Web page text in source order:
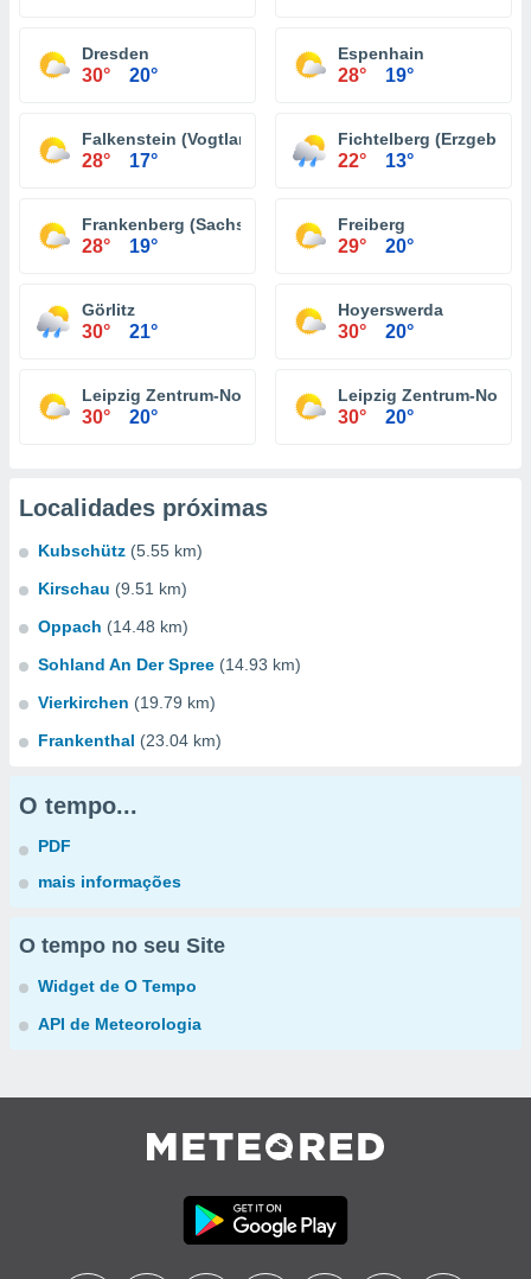
Dresden
30° 20°
Espenhain
28° 19°
Falkenstein (Vogtland)
28° 17°
Fichtelberg
22° 13°
Frankenberg (Sachsen)
28° 19°
Freiberg
29° 20°
Görlitz
30° 21°
Hoyerswerda
30° 20°
Leipzig Zentrum-Nord
30° 20°
Leipzig Zentrum-
30° 20°
Localidades próximas
Kubschütz (5.55 km)
Kirschau (9.51 km)
Oppach (14.48 km)
Sohland An Der Spree (14.93 km)
Vierkirchen (19.79 km)
Frankenthal (23.04 km)
O tempo...
PDF
mais informações
O tempo no seu Site
Widget de O Tempo
API de Meteorologia